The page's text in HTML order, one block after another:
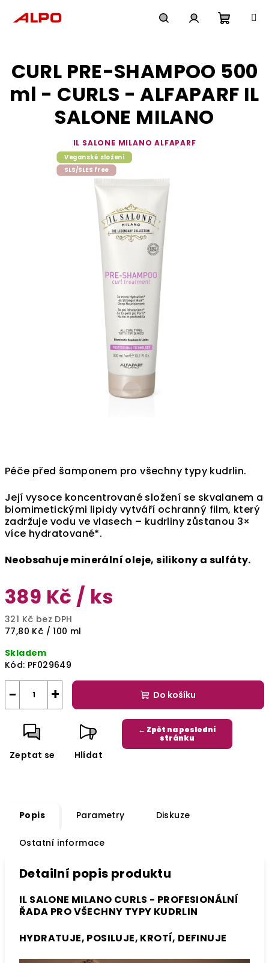
košík
Péče před šamponem pro všechny typy kudrlin.
Její vysoce koncentrované složení se skvalanem a
biomimetickými lipidy vytváří ochranný film, který
zadržuje vodu ve vlasech – kudrliny zůstanou 3×
více hydratované*.
Neobsahuje minerální oleje, silikony a sulfáty.
389 Kč / ks
321 Kč bez DPH
Měrná
77,80 Kč / 100 ml
Skladem
Kód: PF029649
+
− Do košíku
Zeptat se Hlídat
← Zpět na poslední
stránku
CURL PRE-SHAMPOO 500
ml - CURLS - ALFAPARF IL
SALONE MILANO
IL SALONE MILANO ALFAPARF
Veganské složení
SLS/SLES free
Popis Parametry Diskuze
Ostatní informace
Detailní popis produktu
IL SALONE MILANO CURLS - PROFESIONÁLNÍ
ŘADA PRO VŠECHNY TYPY KUDRLIN
HYDRATUJE, POSILUJE, KROTÍ, DEFINUJE